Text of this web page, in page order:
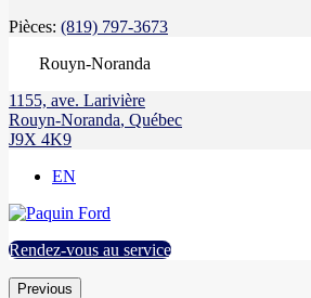
Pièces: (819) 797-3673
Rouyn-Noranda
1155, ave. Larivière
Rouyn-Noranda, Québec
J9X 4K9
EN
Rendez-vous au service
Previous